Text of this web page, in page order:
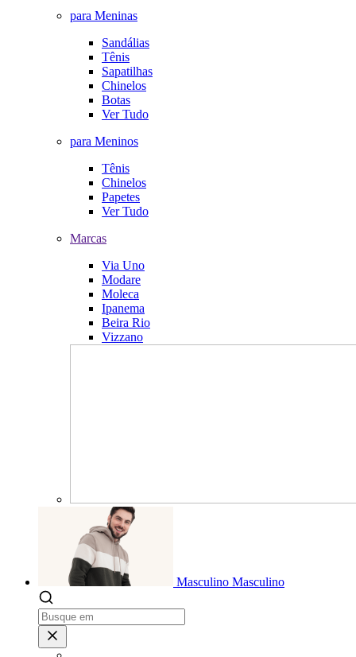
para Meninas
Sandálias
Tênis
Sapatilhas
Chinelos
Botas
Ver Tudo
para Meninos
Tênis
Chinelos
Papetes
Ver Tudo
Marcas
Via Uno
Modare
Moleca
Ipanema
Beira Rio
Vizzano
Masculino Masculino